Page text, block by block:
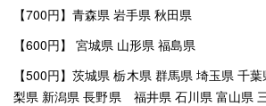
【700円】青森県 岩手県 秋田県
【600円】 宮城県 山形県 福島県
【500円】茨城県 栃木県 群馬県 埼玉県 千
梨県 新潟県 長野県 福井県 石川県 富山県